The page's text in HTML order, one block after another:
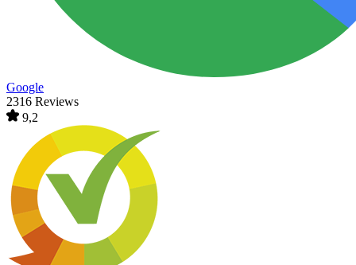
Google
2316 Reviews
9,2